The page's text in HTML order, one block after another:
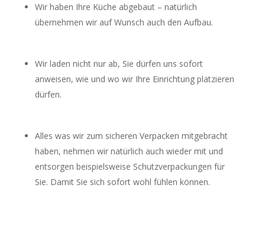
Wir haben Ihre Küche abgebaut – natürlich
übernehmen wir auf Wunsch auch den Aufbau.
Wir laden nicht nur ab, Sie dürfen uns sofort
anweisen, wie und wo wir Ihre Einrichtung platzieren
dürfen.
Alles was wir zum sicheren Verpacken mitgebracht
haben, nehmen wir natürlich auch wieder mit und
entsorgen beispielsweise Schutzverpackungen für
Sie. Damit Sie sich sofort wohl fühlen können.